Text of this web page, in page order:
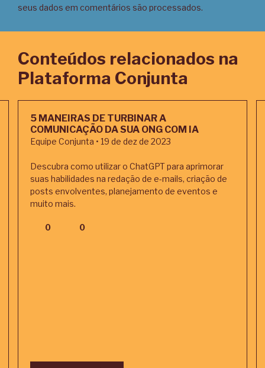
seus dados em comentários são processados.
Conteúdos relacionados na
Plataforma Conjunta
5 MANEIRAS DE TURBINAR A
COMUNICAÇÃO DA SUA ONG COM IA
Equipe Conjunta • 19 de dez de 2023
Descubra como utilizar o ChatGPT para aprimorar
suas habilidades na redação de e-mails, criação de
posts envolventes, planejamento de eventos e
muito mais.
0 0